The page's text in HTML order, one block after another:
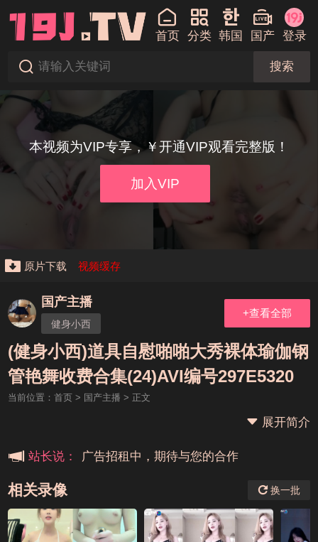
首页 分类 韩国 国产 登录
搜索
本视频为VIP专享，￥开通VIP观看完整版！
加入VIP
原片下载 视频缓存
国产主播
健身小西
+查看全部
(健身小西)道具自慰啪啪大秀裸体瑜伽钢
管艳舞收费合集(24)AVI编号297E5320
当前位置： 首页> 国产主播 > 正文
展开简介
站长说：
本站大事件(19j网站发展历程)
广告招租中，期待与您的合作
相关录像 换一批